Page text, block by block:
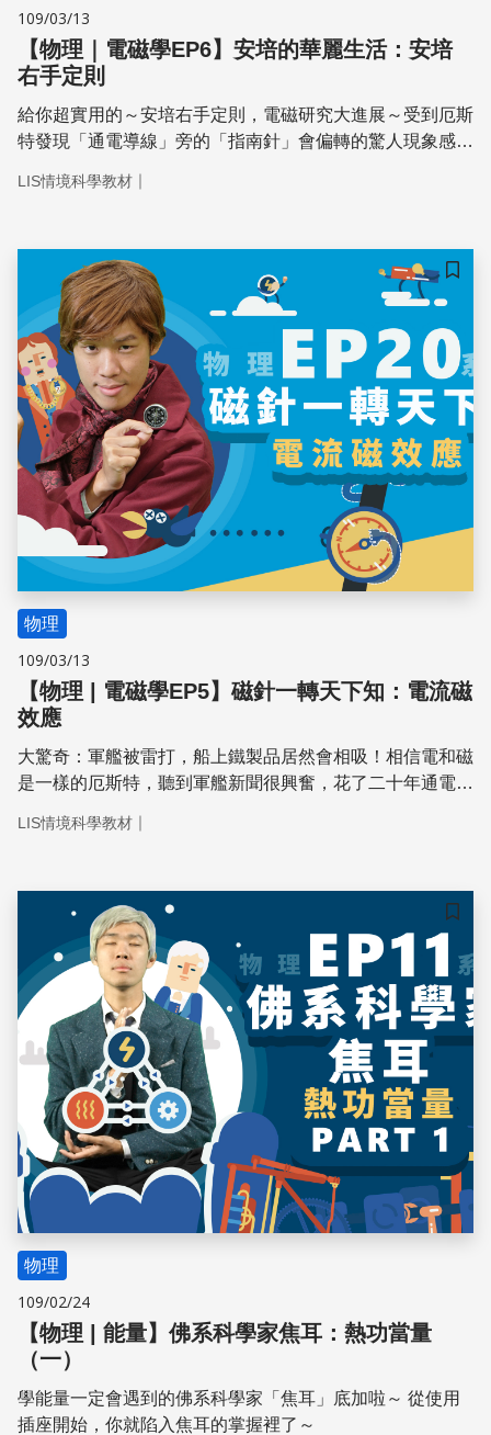
109/03/13
【物理｜電磁學EP6】安培的華麗生活：安培
右手定則
給你超實用的～安培右手定則，電磁研究大進展～受到厄斯
特發現「通電導線」旁的「指南針」會偏轉的驚人現象感
流」，開始了一連串的電磁實驗，發現通電的載流銅線圈和
流的「 安培右手定則」，從此安培被尊稱為「電學的牛
頓」～
LIS情境科學教材 ｜
儲存
物理
109/03/13
【物理 | 電磁學EP5】磁針一轉天下知：電流磁
效應
大驚奇：軍艦被雷打，船上鐵製品居然會相吸！相信電和磁
是一樣的厄斯特，聽到軍艦新聞很興奮，花了二十年通電各
南針會偏轉，才知道是「電流」產生磁力，從此科學界進入
LIS情境科學教材 ｜
儲存
物理
109/02/24
【物理 | 能量】佛系科學家焦耳：熱功當量
（一）
學能量一定會遇到的佛系科學家「焦耳」底加啦～ 從使用
插座開始，你就陷入焦耳的掌握裡了～